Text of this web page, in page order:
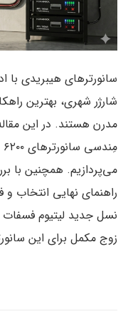
سانورترهای هیبریدی با
شارژر شهری، بهترین
مدرن هستند. در این
راهنمای نهایی انتخاب
زوج مکمل برای این